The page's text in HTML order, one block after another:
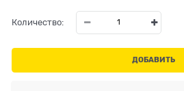
Количество:
ДОБАВИТЬ